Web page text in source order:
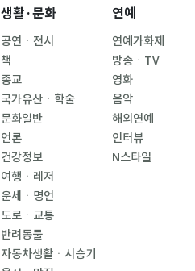
생활·문화
공연ㆍ전시
책
종교
국가유산ㆍ학술
문화일반
언론
건강정보
여행ㆍ레저
운세ㆍ명언
도로ㆍ교통
반려동물
자동차생활ㆍ시승기
연예
연예가화제
방송ㆍTV
영화
음악
해외연예
인터뷰
N스타일